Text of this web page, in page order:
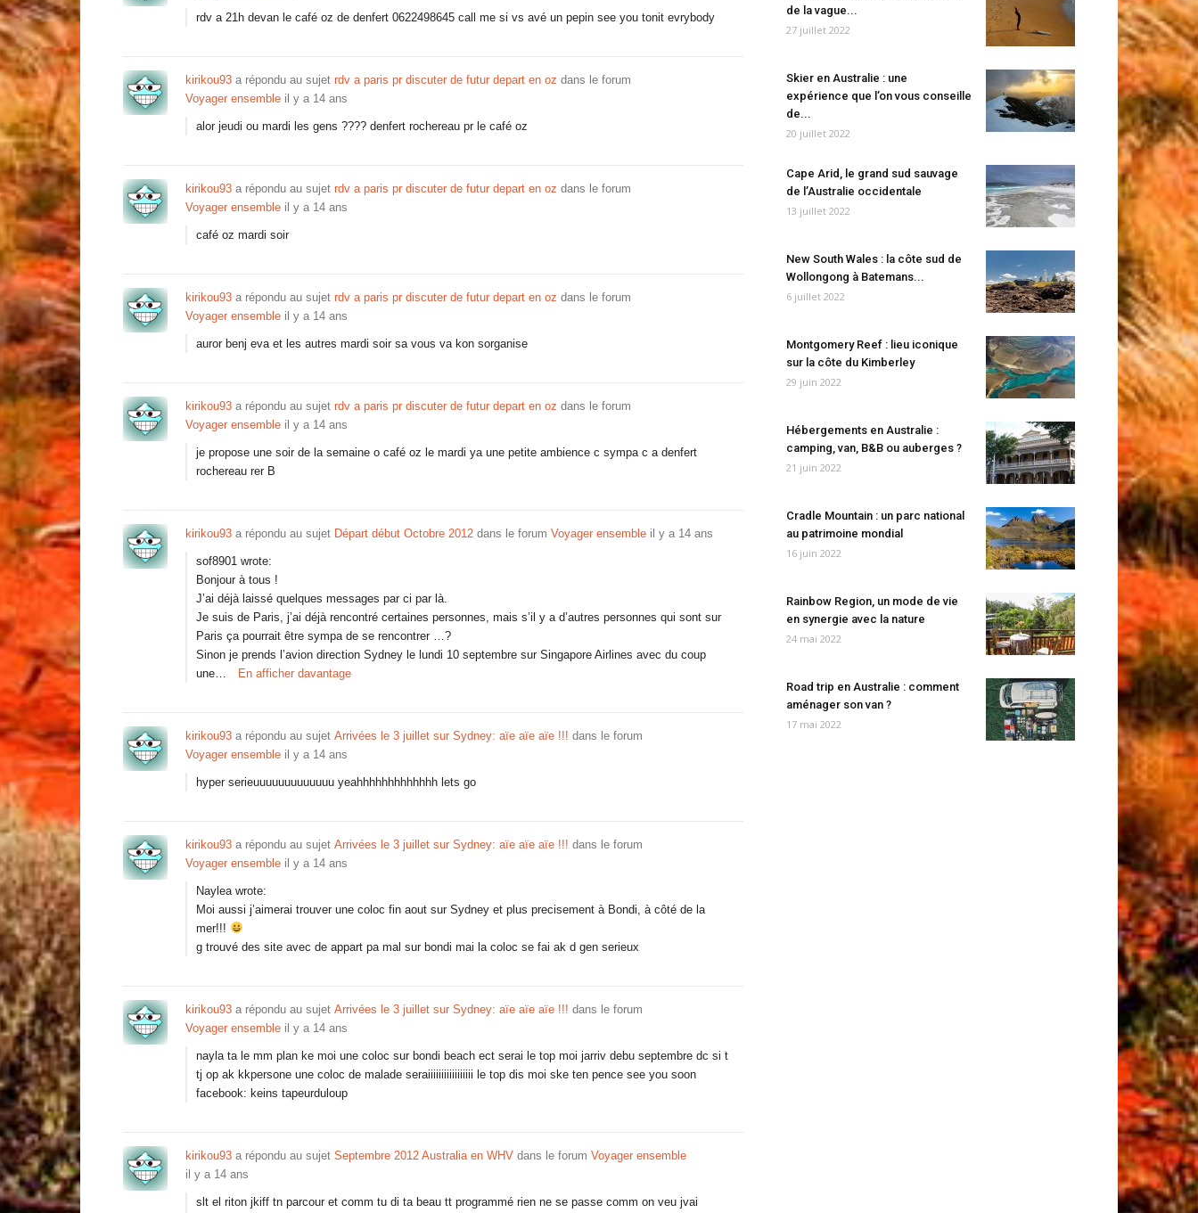
rdv a 21h devan le café oz de denfert 0622498645 call me si vs avé un pepin see you tonit evrybody
kirikou93 a répondu au sujet rdv a paris pr discuter de futur depart en oz dans le forum
Voyager ensemble il y a 14 ans
alor jeudi ou mardi les gens ???? denfert rochereau pr le café oz
kirikou93 a répondu au sujet rdv a paris pr discuter de futur depart en oz dans le forum
Voyager ensemble il y a 14 ans
café oz mardi soir
kirikou93 a répondu au sujet rdv a paris pr discuter de futur depart en oz dans le forum
Voyager ensemble il y a 14 ans
auror benj eva et les autres mardi soir sa vous va kon sorganise
kirikou93 a répondu au sujet rdv a paris pr discuter de futur depart en oz dans le forum
Voyager ensemble il y a 14 ans
je propose une soir de la semaine o café oz le mardi ya une petite ambience c sympa c a denfert
rochereau rer B
kirikou93 a répondu au sujet Départ début Octobre 2012 dans le forum Voyager ensemble il y a 14 ans
sof8901 wrote:
Bonjour à tous !
J’ai déjà laissé quelques messages par ci par là.
Je suis de Paris, j’ai déjà rencontré certaines personnes, mais s’il y a d’autres personnes qui sont sur
Paris ça pourrait être sympa de se rencontrer …?
Sinon je prends l’avion direction Sydney le lundi 10 septembre sur Singapore Airlines avec du coup
une…
En afficher davantage
kirikou93 a répondu au sujet Arrivées le 3 juillet sur Sydney: aïe aïe aïe !!! dans le forum
Voyager ensemble il y a 14 ans
hyper serieuuuuuuuuuuuuu yeahhhhhhhhhhhhh lets go
kirikou93 a répondu au sujet Arrivées le 3 juillet sur Sydney: aïe aïe aïe !!! dans le forum
Voyager ensemble il y a 14 ans
Naylea wrote:
Moi aussi j’aimerai trouver une coloc fin aout sur Sydney et plus precisement à Bondi, à côté de la
mer!!!
g trouvé des site avec de appart pa mal sur bondi mai la coloc se fai ak d gen serieux
kirikou93 a répondu au sujet Arrivées le 3 juillet sur Sydney: aïe aïe aïe !!! dans le forum
Voyager ensemble il y a 14 ans
nayla ta le mm plan ke moi une coloc sur bondi beach ect serai le top moi jarriv debu septembre dc si t
tj op ak kkpersone une coloc de malade seraiiiiiiiiiiiiiiiii le top dis moi ske ten pence see you soon
facebook: keins tapeurduloup
kirikou93 a répondu au sujet Septembre 2012 Australia en WHV dans le forum Voyager ensemble
il y a 14 ans
slt el riton jkiff tn parcour et comm tu di ta beau tt programmé rien ne se passe comm on veu jvai
de la vague...
27 juillet 2022
Skier en Australie : une
expérience que l’on vous conseille
de...
20 juillet 2022
Cape Arid, le grand sud sauvage
de l’Australie occidentale
13 juillet 2022
New South Wales : la côte sud de
Wollongong à Batemans...
6 juillet 2022
Montgomery Reef : lieu iconique
sur la côte du Kimberley
29 juin 2022
Hébergements en Australie :
camping, van, B&B ou auberges ?
21 juin 2022
Cradle Mountain : un parc national
au patrimoine mondial
16 juin 2022
Rainbow Region, un mode de vie
en synergie avec la nature
24 mai 2022
Road trip en Australie : comment
aménager son van ?
17 mai 2022